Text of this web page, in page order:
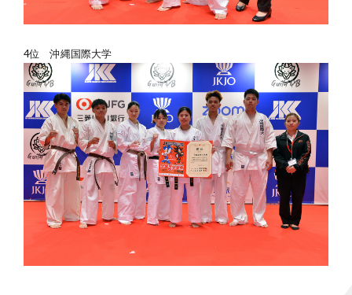
4位 沖縄国際大学